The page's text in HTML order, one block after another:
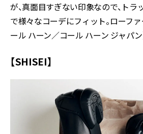
が、真面目すぎない印象なので、ト
で様々なコーデにフィット。ローファ
ール ハーン／コール ハーン ジャパン
【SHISEI】